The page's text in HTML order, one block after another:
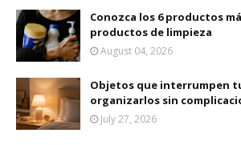
Conozca los 6 productos
productos de limpieza
August 04, 2026
Objetos que interrumpen
organizarlos sin
July 27, 2026